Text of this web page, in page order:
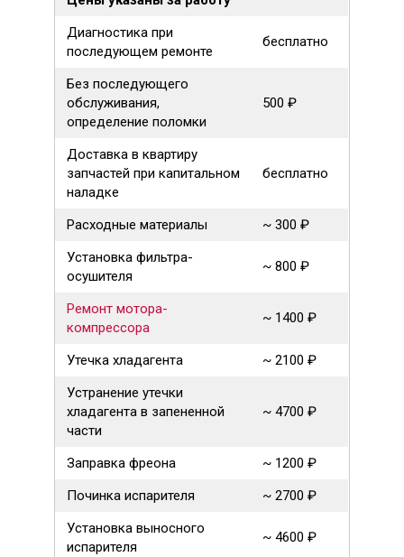
Диагностика при
последующем ремонте
бесплатно
Без последующего
обслуживания,
определение поломки
500 ₽
Доставка в квартиру
запчастей при капитальном
наладке
бесплатно
Расходные материалы
~ 300 ₽
Установка фильтра-
осушителя
~ 800 ₽
Ремонт мотора-
компрессора
~ 1400 ₽
Утечка хладагента
~ 2100 ₽
Устранение утечки
хладагента в запененной
части
~ 4700 ₽
Заправка фреона
~ 1200 ₽
Починка испарителя
~ 2700 ₽
Установка выносного
испарителя
~ 4600 ₽